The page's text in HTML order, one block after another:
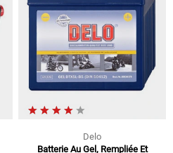
Delo
Batterie Au Gel, Rempliée Et